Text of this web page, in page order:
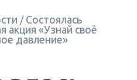
/ Состоялась
акция «Узнай своё
давление»